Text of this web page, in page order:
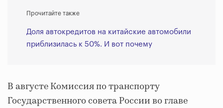
Прочитайте также
Доля автокредитов на китайские автомобили
приблизилась к 50%. И вот почему
В августе Комиссия по транспорту
Государственного совета России во главе